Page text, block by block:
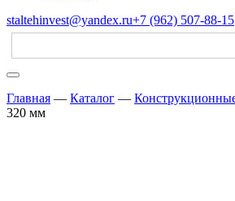
staltehinvest@yandex.ru+7 (962) 507-88-15
Главная — Каталог —
320 мм